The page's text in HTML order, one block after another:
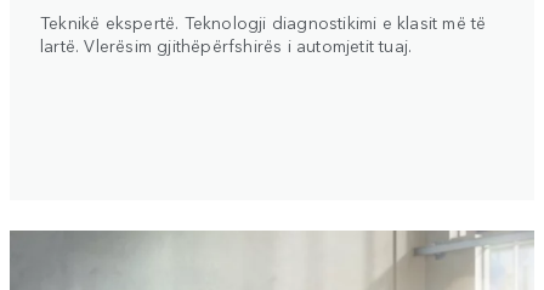
Teknikë ekspertë. Teknologji diagnostikimi e klasit më të
lartë. Vlerësim gjithëpërfshirës i automjetit tuaj.